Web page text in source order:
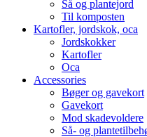
Så og plantejord
Til komposten
Kartofler, jordskok, oca
Jordskokker
Kartofler
Oca
Accessories
Bøger og gavekort
Gavekort
Mod skadevoldere
Så- og